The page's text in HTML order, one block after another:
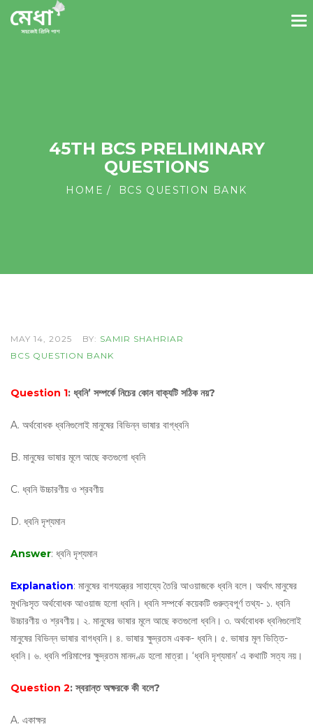
45TH BCS PRELIMINARY
QUESTIONS
HOME BCS QUESTION BANK
MAY 14, 2025 BY: SAMIR SHAHRIAR
BCS QUESTION BANK
Question 1: ধ্বনি’ সম্পর্কে নিচের কোন বাক্যটি সঠিক নয়?
A. অর্থবোধক ধ্বনিগুলোই মানুষের বিভিন্ন ভাষার বাগ্‌ধ্বনি
B. মানুষের ভাষার মূলে আছে কতগুলো ধ্বনি
C. ধ্বনি উচ্চারণীয় ও শ্রবণীয়
D. ধ্বনি দৃশ্যমান
Answer: ধ্বনি দৃশ্যমান
Explanation: মানুষের বাগযন্ত্রের সাহায্যে তৈরি আওয়াজকে ধ্বনি বলে। অর্থাৎ মানুষের
মুখনিঃসৃত অর্থবোধক আওয়াজ হলো ধ্বনি। ধ্বনি সম্পর্কে কয়েকটি গুরুত্বপূর্ণ তথ্য- ১. ধ্বনি
উচ্চারণীয় ও শ্রবণীয়। ২. মানুষের ভাষার মূলে আছে কতগুলো ধ্বনি। ৩. অর্থবোধক ধ্বনিগুলোই
মানুষের বিভিন্ন ভাষার বাগধ্বনি। ৪. ভাষার ক্ষুদ্রতম একক- ধ্বনি। ৫. ভাষার মূল ভিত্তি-
ধ্বনি। ৬. ধ্বনি পরিমাপের ক্ষুদ্রতম মানদণ্ড হলো মাত্রা। ‘ধ্বনি দৃশ্যমান’ এ কথাটি সত্য নয়।
Question 2: স্বরান্ত অক্ষরকে কী বলে?
A. একাক্ষর